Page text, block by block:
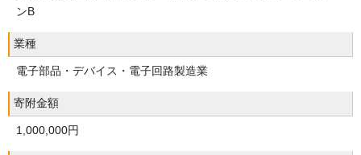
ンB
業種
電子部品・デバイス・電子回路製造業
寄附金額
1,000,000円